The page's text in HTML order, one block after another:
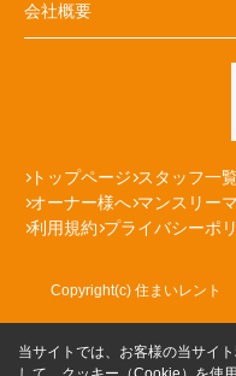
会社概要
トップページ スタッフ一
オーナー様へ マンスリー
利用規約 プライバシーポ
Copyright(c) 住まいレント
当サイトでは、お客様の当サイ